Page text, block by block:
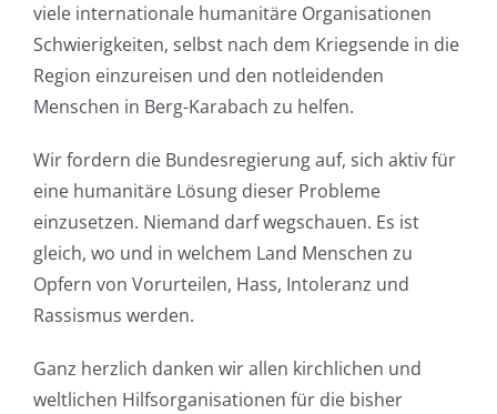
viele internationale humanitäre Organisationen
Schwierigkeiten, selbst nach dem Kriegsende in die
Region einzureisen und den notleidenden
Menschen in Berg-Karabach zu helfen.
Wir fordern die Bundesregierung auf, sich aktiv für
eine humanitäre Lösung dieser Probleme
einzusetzen. Niemand darf wegschauen. Es ist
gleich, wo und in welchem Land Menschen zu
Opfern von Vorurteilen, Hass, Intoleranz und
Rassismus werden.
Ganz herzlich danken wir allen kirchlichen und
weltlichen Hilfsorganisationen für die bisher